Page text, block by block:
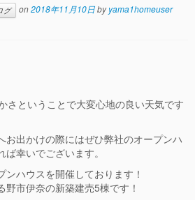
グ on2018年11月10日byyama1homeuser
さということで大変心地の良い天気です
お出かけの際にはぜひ弊社のオープンハ
幸いでございます。
ンハウスを開催しております！
市伊奈の新築建売5棟です！